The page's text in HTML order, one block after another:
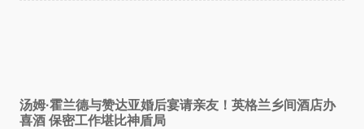
汤姆·霍兰德与赞达亚婚后宴请亲友！英格兰乡间酒店办
喜酒 保密工作堪比神盾局